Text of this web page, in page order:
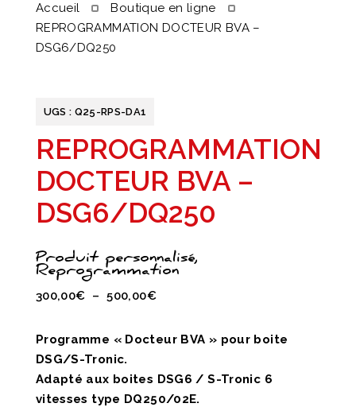
Accueil
Boutique en ligne
REPROGRAMMATION DOCTEUR BVA –
DSG6/DQ250
UGS : Q25-RPS-DA1
REPROGRAMMATION
DOCTEUR BVA –
DSG6/DQ250
Produit personnalisé,
Reprogrammation
300,00€ – 500,00€Plage
prix :
à
500,00€
Programme « Docteur BVA » pour boite
DSG/S-Tronic.
Adapté aux boites DSG6 / S-Tronic 6
vitesses type DQ250/02E.